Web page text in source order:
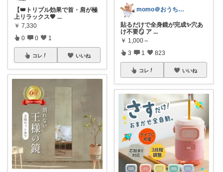
【👑トリプル効果で首・肩が極
上リラックス💖 ...
￥ 7,330
0 0 1
コレ いいね
momo＠おうち大好き💛
貼るだけで全身鏡が完成✨穴あ
け不要🪞 ア ...
￥ 1,000～
3 1 823
コレ いいね